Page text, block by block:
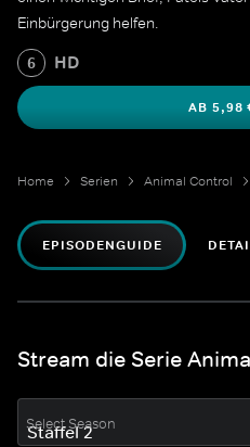
Einbürgerung helfen.
6 HD
AB 5,98
Home Serien Animal Control
EPISODENGUIDE
Stream die Serie
Select Season